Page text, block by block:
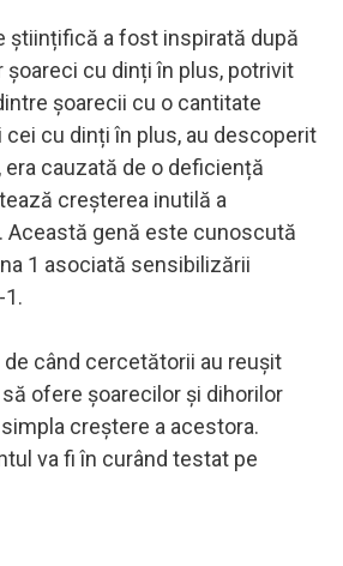
științifică a fost inspirată după
șoareci cu dinți în plus, potrivit
șoarecii cu o cantitate
cei cu dinți în plus, au descoperit
cauzată de o deficiență
creșterea inutilă a
Această genă este cunoscută
1 asociată sensibilizării
1.
când cercetătorii au reușit
ofere șoarecilor și dihorilor
creștere a acestora.
va fi în curând testat pe